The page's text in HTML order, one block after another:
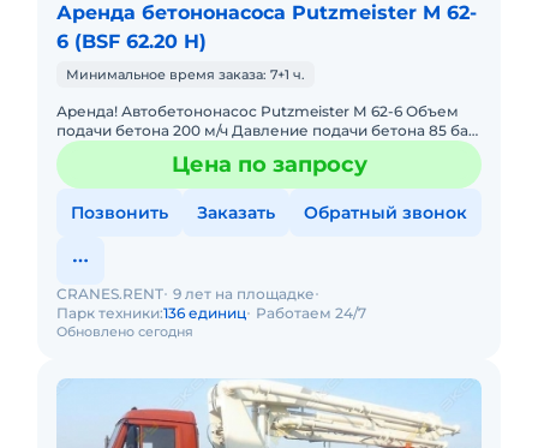
Аренда бетононасоса Putzmeister M 62-
6 (BSF 62.20 H)
Минимальное время заказа: 7+1 ч.
Аренда! Автобетононасос Putzmeister М 62-6 Объем
подачи бетона 200 м/ч Давление подачи бетона 85 бар
Диаметр цилиндра 280 мм Дальность подачи вверх 61.1
м
Цена по запросу
Позвонить Заказать Обратный звонок
Обновлено сегодня
CRANES.RENT 9 лет на площадке
Парк техники:136 единиц Работаем 24/7